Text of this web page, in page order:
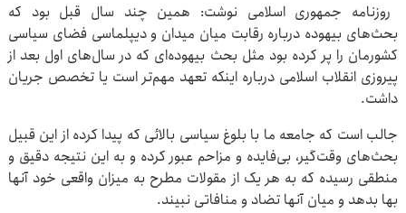
روزنامه جمهوری اسلامی نوشت: همین چند سال قبل بود که
بحث‌های بیهوده درباره رقابت میان میدان و دیپلماسی فضای سیاسی
کشورمان را پر کرده بود مثل بحث بیهوده‌ای که در سال‌های اول بعد از
پیروزی انقلاب اسلامی درباره اینکه تعهد مهم‌تر است یا تخصص جریان
داشت.
جالب است که جامعه ما با بلوغ سیاسی بالائی که پیدا کرده از این قبیل
بحث‌های وقت‌گیر، بی‌فایده و مزاحم عبور کرده و به این نتیجه دقیق و
منطقی رسیده که به هر یک از مقولات مطرح به میزان واقعی خود آنها
بها بدهد و میان آنها تضاد و منافاتی نبیند.